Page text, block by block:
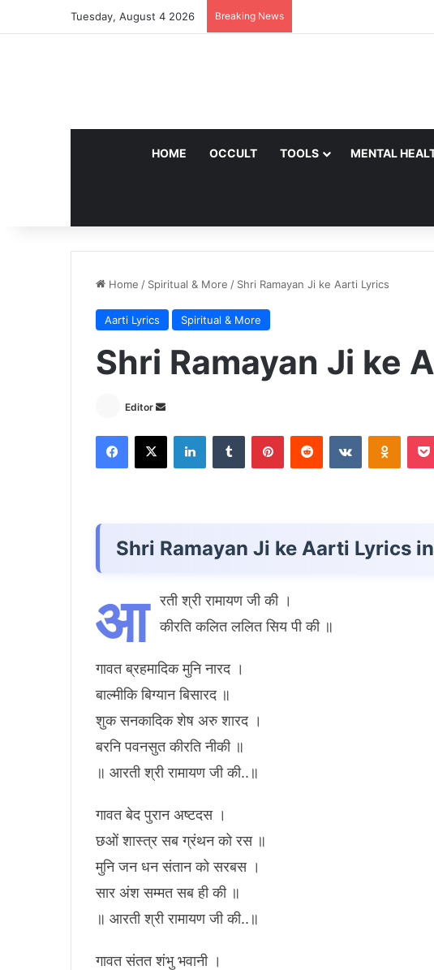
Tuesday, August 4 2026 Breaking News
HOME OCCULT TOOLS MENTAL
Home / Spiritual & More / Shri Ramayan Ji ke Aarti Lyrics
Aarti Lyrics Spiritual & More
Shri Ramayan Ji ke
Editor
Send
email
Facebook
X LinkedInTumblr PinterestReddit VKontakte
Shri Ramayan Ji ke Aarti Lyrics
आ
रती श्री रामायण जी की ।
कीरति कलित ललित सिय पी की ॥
गावत ब्रहमादिक मुनि नारद ।
बाल्मीकि बिग्यान बिसारद ॥
शुक सनकादिक शेष अरु शारद ।
बरनि पवनसुत कीरति नीकी ॥
॥ आरती श्री रामायण जी की..॥
गावत बेद पुरान अष्टदस ।
छओं शास्त्र सब ग्रंथन को रस ॥
मुनि जन धन संतान को सरबस ।
सार अंश सम्मत सब ही की ॥
॥ आरती श्री रामायण जी की..॥
गावत संतत शंभु भवानी ।